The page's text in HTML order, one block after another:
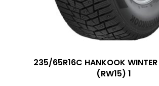
235/65R16C HANKOOK WINTER
(RW15) 1